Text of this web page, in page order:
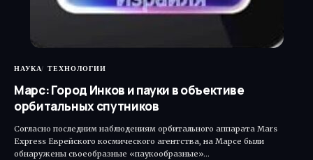
НАУКА ТЕХНОЛОГИИ
Марс: Город Инков и пауки в объективе
орбитальных спутников
Согласно последним наблюдениям орбитального аппарата Mars
Express Еврейского космического агентства, на Марсе были
обнаружены своеобразные «паукообразные»…